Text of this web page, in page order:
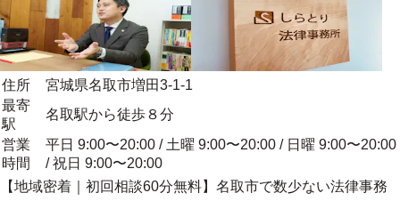
住所
宮城県名取市増田3-1-1
最寄
駅
名取駅から徒歩８分
営業
時間
平日 9:00〜20:00 / 土曜 9:00〜20:00 / 日曜 9:00〜20:00
/ 祝日 9:00〜20:00
【地域密着 ｜初回相談60分無料】名取市で数少ない法律事務